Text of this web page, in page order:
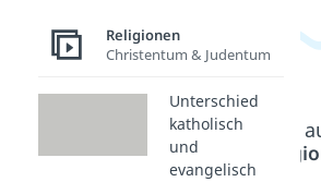
Beliebte Inhalte
Religionen
Christentum & Judentum
Unterschied
katholisch
und
evangelisch